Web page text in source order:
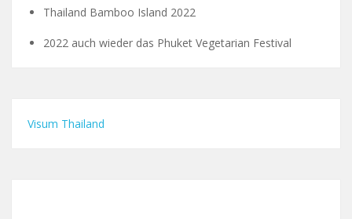
Thailand Bamboo Island 2022
2022 auch wieder das Phuket Vegetarian Festival
Visum Thailand